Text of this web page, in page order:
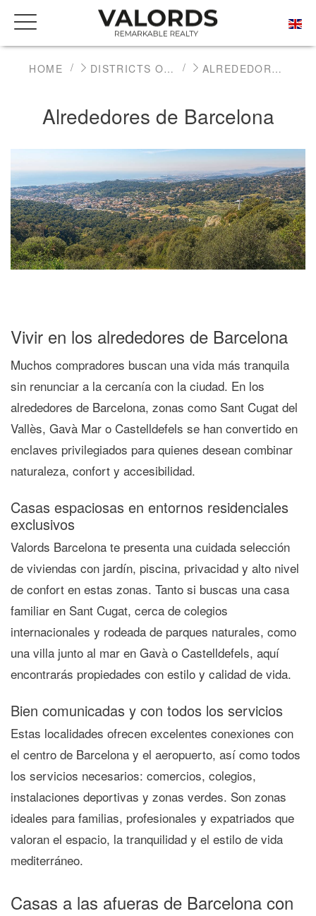
HOME DISTRICTS OF BARCELONA ALREDEDORES DE BARCELONA
Alrededores de Barcelona
Vivir en los alrededores de Barcelona
Muchos compradores buscan una vida más tranquila
sin renunciar a la cercanía con la ciudad. En los
alrededores de Barcelona, zonas como Sant Cugat del
Vallès, Gavà Mar o Castelldefels se han convertido en
enclaves privilegiados para quienes desean combinar
naturaleza, confort y accesibilidad.
Casas espaciosas en entornos residenciales
exclusivos
Valords Barcelona te presenta una cuidada selección
de viviendas con jardín, piscina, privacidad y alto nivel
de confort en estas zonas. Tanto si buscas una casa
familiar en Sant Cugat, cerca de colegios
internacionales y rodeada de parques naturales, como
una villa junto al mar en Gavà o Castelldefels, aquí
encontrarás propiedades con estilo y calidad de vida.
Bien comunicadas y con todos los servicios
Estas localidades ofrecen excelentes conexiones con
el centro de Barcelona y el aeropuerto, así como todos
los servicios necesarios: comercios, colegios,
instalaciones deportivas y zonas verdes. Son zonas
ideales para familias, profesionales y expatriados que
valoran el espacio, la tranquilidad y el estilo de vida
mediterráneo.
Casas a las afueras de Barcelona con